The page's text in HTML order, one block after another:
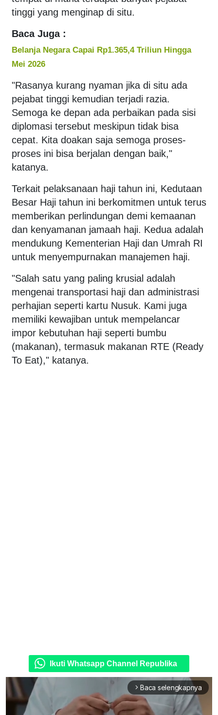
tinggi yang menginap di situ.
Baca Juga :
Belanja Negara Capai Rp1.365,4 Triliun Hingga
Mei 2026
"Rasanya kurang nyaman jika di situ ada
pejabat tinggi kemudian terjadi razia.
Semoga ke depan ada perbaikan pada sisi
diplomasi tersebut meskipun tidak bisa
cepat. Kita doakan saja semoga proses-
proses ini bisa berjalan dengan baik,"
katanya.
Terkait pelaksanaan haji tahun ini, Kedutaan
Besar Haji tahun ini berkomitmen untuk terus
memberikan perlindungan demi kemaanan
dan kenyamanan jamaah haji. Kedua adalah
mendukung Kementerian Haji dan Umrah RI
untuk menyempurnakan manajemen haji.
"Salah satu yang paling krusial adalah
mengenai transportasi haji dan administrasi
perhajian seperti kartu Nusuk. Kami juga
memiliki kewajiban untuk mempelancar
impor kebutuhan haji seperti bumbu
(makanan), termasuk makanan RTE (Ready
To Eat)," katanya.
Ikuti Whatsapp Channel Republika
arrow_forward_ios Baca selengkapnya